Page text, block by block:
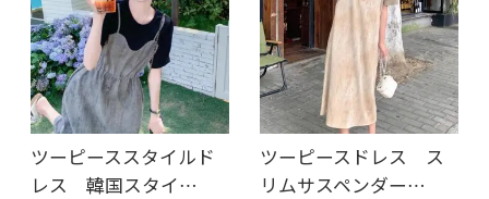
ツーピーススタイルド
レス 韓国スタイ…
ツーピースドレス ス
リムサスペンダー…